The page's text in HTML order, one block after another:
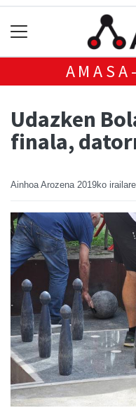
Udazken
finala,
Ainhoa Arozena 2019ko